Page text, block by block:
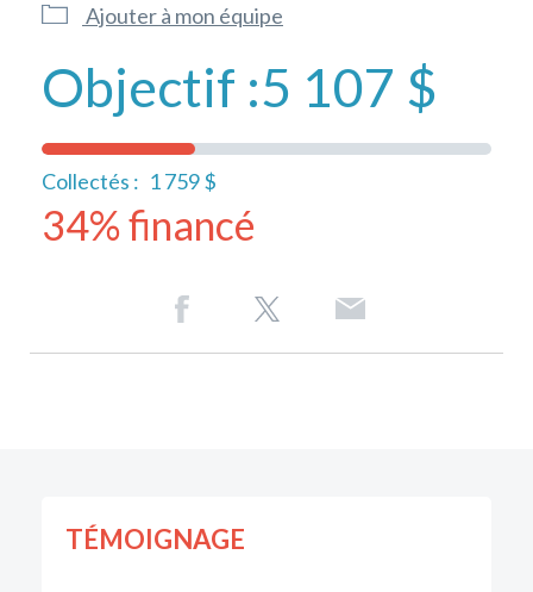
Ajouter à mon équipe
Objectif :5 107 $
Collectés : 1 759 $
34% financé
TÉMOIGNAGE